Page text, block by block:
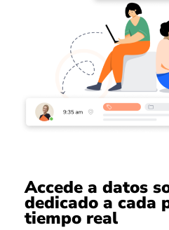
Accede a datos
dedicado a cada
tiempo real